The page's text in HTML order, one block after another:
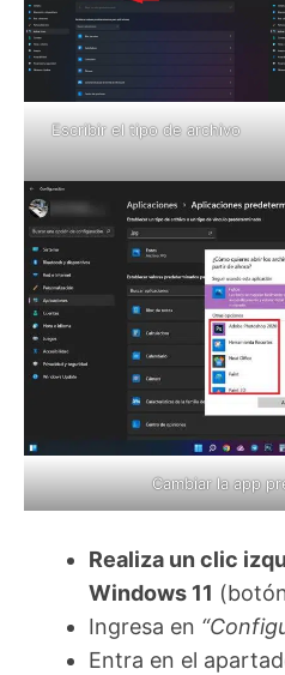
Escribir el tipo de archivo
Cambiar la app
Realiza un clic
Windows 11
Ingresa en
Entra en el